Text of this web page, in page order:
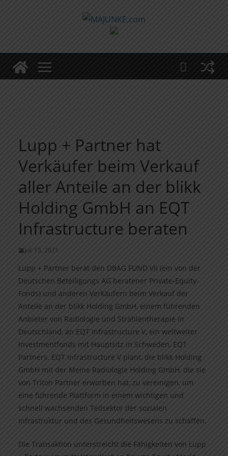
Lupp + Partner hat
Verkäufer beim Verkauf
aller Anteile an der blikk
Holding GmbH an EQT
Infrastructure beraten
Juli 13, 2021
Lupp + Partner berät den DBAG FUND VII (ein von der
Deutschen Beteiligungs AG beratener Private-Equity-
Fonds) und anderen Verkäufern beim Verkauf der
Anteile an der blikk Holding GmbH, einem führenden
Anbieter von Radiologie und Strahlentherapie in
Deutschland, an EQT Infrastructure V, ein weltweiter
Investmentfonds mit Hauptsitz in Schweden, EQT
Partners. EQT Infrastructure V plant, die blikk Holding
GmbH mit der Meine Radiologie Holding GmbH, die sie
von Triton Partner erworben hat, zu vereinigen, um
eine führende Plattform in einem wichtigen und
schnell wachsenden Teilsektor der sozialen
Infrastruktur und des Gesundheitswesens zu schaffen.
Die Transaktion unterstreicht die Fähigkeiten von Lupp